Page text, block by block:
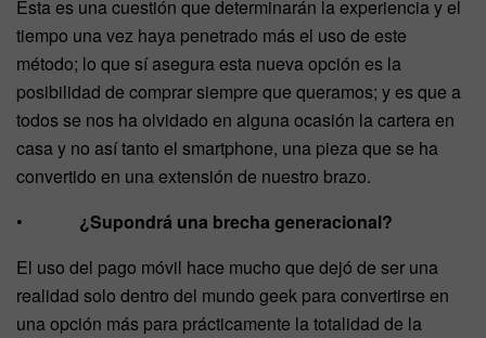
Esta es una cuestión que determinarán la experiencia y el
tiempo una vez haya penetrado más el uso de este
método; lo que sí asegura esta nueva opción es la
posibilidad de comprar siempre que queramos; y es que a
todos se nos ha olvidado en alguna ocasión la cartera en
casa y no así tanto el smartphone, una pieza que se ha
convertido en una extensión de nuestro brazo.
• ¿Supondrá una brecha generacional?
El uso del pago móvil hace mucho que dejó de ser una
realidad solo dentro del mundo geek para convertirse en
una opción más para prácticamente la totalidad de la